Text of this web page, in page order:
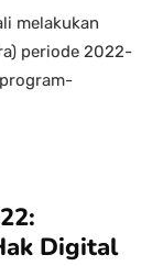
melakukan
periode 2022-
Digital